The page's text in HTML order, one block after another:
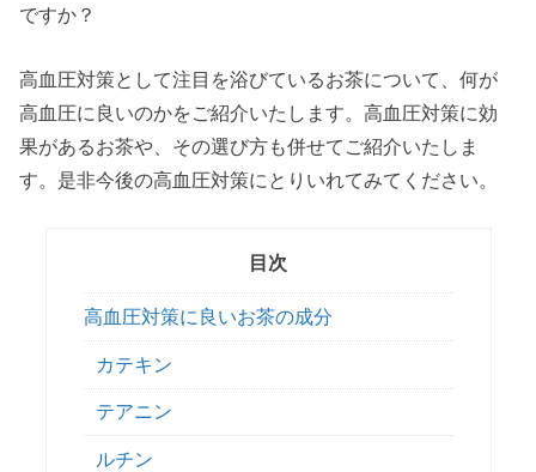
ですか？
高血圧対策として注目を浴びているお茶について、何が
高血圧に良いのかをご紹介いたします。高血圧対策に効
果があるお茶や、その選び方も併せてご紹介いたしま
す。是非今後の高血圧対策にとりいれてみてください。
目次
高血圧対策に良いお茶の成分
カテキン
テアニン
ルチン